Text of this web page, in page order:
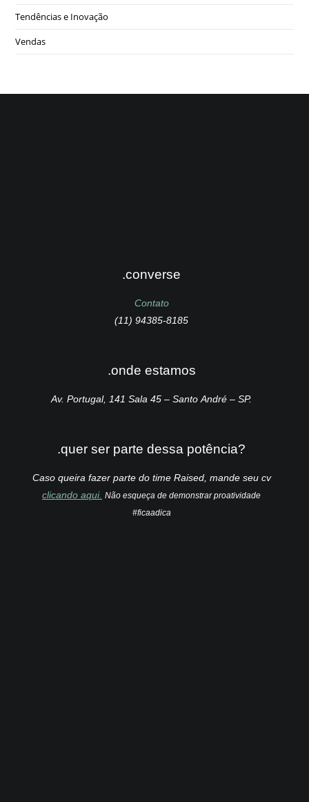
Tendências e Inovação
Vendas
.converse
Contato
(11) 94385-8185
.onde estamos
Av. Portugal, 141 Sala 45 – Santo André – SP.
.quer ser parte dessa potência?
Caso queira fazer parte do time Raised, mande seu cv
clicando aqui. Não esqueça de demonstrar proatividade
#ficaadica